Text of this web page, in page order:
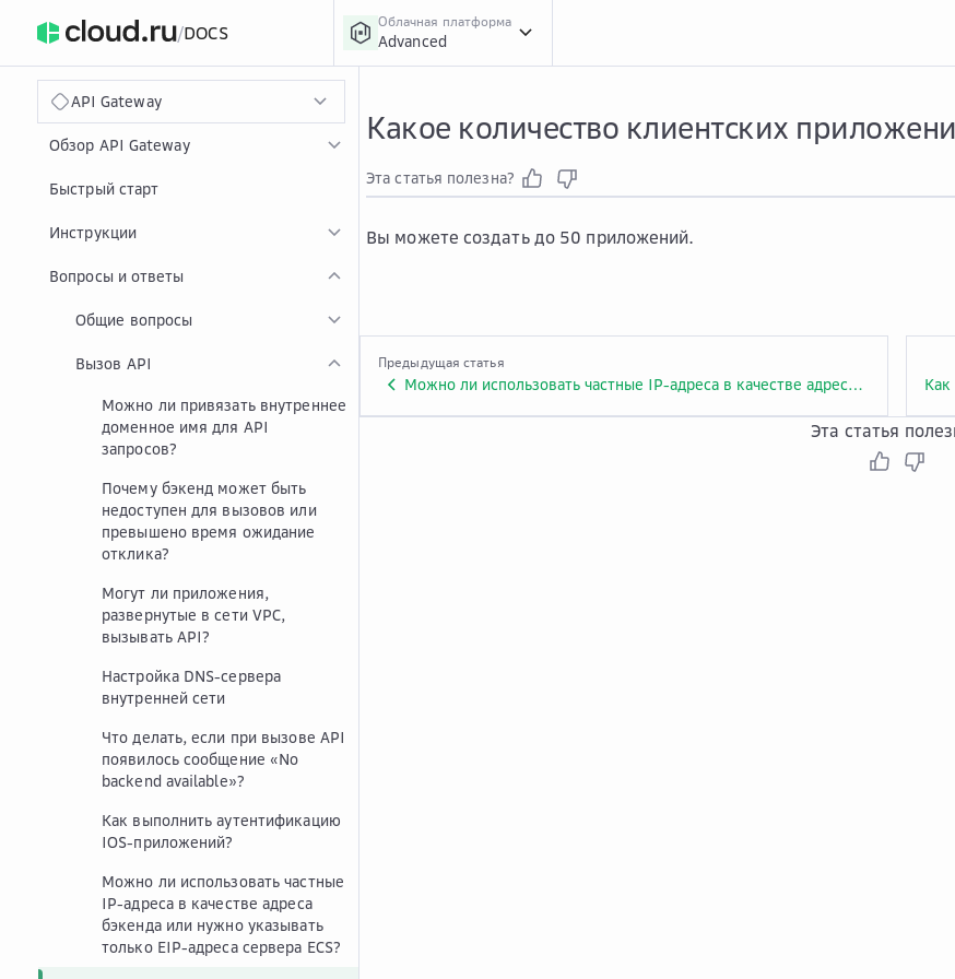
/DOCS
Облачная платформа
Advanced
API Gateway
Обзор API Gateway
Быстрый старт
Инструкции
Вопросы и ответы
Общие вопросы
Вызов API
Можно ли привязать внутреннее
доменное имя для API
запросов?
Почему бэкенд может быть
недоступен для вызовов или
превышено время ожидание
отклика?
Могут ли приложения,
развернутые в сети VPC,
вызывать API?
Настройка DNS-сервера
внутренней сети
Что делать, если при вызове API
появилось сообщение «No
backend available»?
Как выполнить аутентификацию
IOS-приложений?
Можно ли использовать частные
IP-адреса в качестве адреса
бэкенда или нужно указывать
только EIP-адреса сервера ECS?
Какое количество клиентских
Эта статья полезна?
Вы можете создать до 50 приложений.
Предыдущая статья
Можно ли использовать частные IP-адреса в качестве адреса бэкенда или нужно указывать только EIP-адреса сервера ECS?
Эта статья